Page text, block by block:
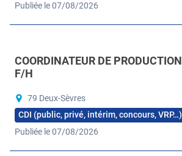
Publiée le 07/08/2026
COORDINATEUR DE PRODUCTION
F/H
79 Deux-Sèvres
CDI (public, privé, intérim, concours, VRP…)
Publiée le 07/08/2026